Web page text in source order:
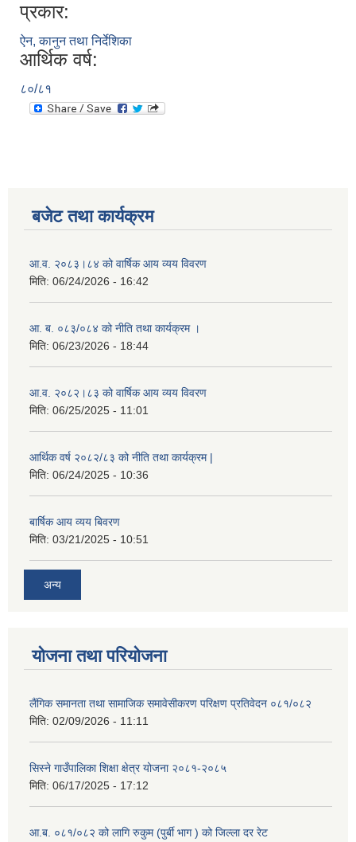
प्रकार:
ऐन, कानुन तथा निर्देशिका
आर्थिक वर्ष:
८०/८१
बजेट तथा कार्यक्रम
आ.व. २०८३।८४ को वार्षिक आय व्यय विवरण
मिति: 06/24/2026 - 16:42
आ. ब. ०८३/०८४ को नीति तथा कार्यक्रम ।
मिति: 06/23/2026 - 18:44
आ.व. २०८२।८३ को वार्षिक आय व्यय विवरण
मिति: 06/25/2025 - 11:01
आर्थिक वर्ष २०८२/८३ को नीति तथा कार्यक्रम |
मिति: 06/24/2025 - 10:36
बार्षिक आय व्यय बिवरण
मिति: 03/21/2025 - 10:51
अन्य
योजना तथा परियोजना
लैंगिक समानता तथा सामाजिक समावेसीकरण परिक्षण प्रतिवेदन ०८१/०८२
मिति: 02/09/2026 - 11:11
सिस्ने गाउँपालिका शिक्षा क्षेत्र योजना २०८१-२०८५
मिति: 06/17/2025 - 17:12
आ.ब. ०८१/०८२ को लागि रुकुम (पुर्बी भाग ) को जिल्ला दर रेट